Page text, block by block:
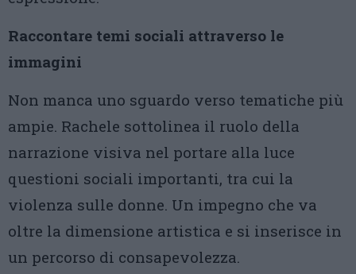
Raccontare temi sociali attraverso le
immagini
Non manca uno sguardo verso tematiche più
ampie. Rachele sottolinea il ruolo della
narrazione visiva nel portare alla luce
questioni sociali importanti, tra cui la
violenza sulle donne. Un impegno che va
oltre la dimensione artistica e si inserisce in
un percorso di consapevolezza.